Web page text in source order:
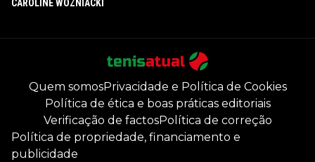
CAROLINE WOZNIACKI
Quem somosPrivacidade e Política de Cookies
Política de ética e boas práticas editoriais
Verificação de factosPolítica de correção
Política de propriedade, financiamento e
publicidade